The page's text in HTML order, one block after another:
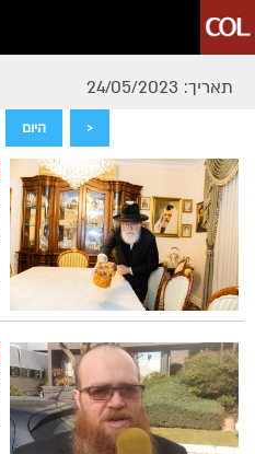
תאריך: 24/05/2023
< היום